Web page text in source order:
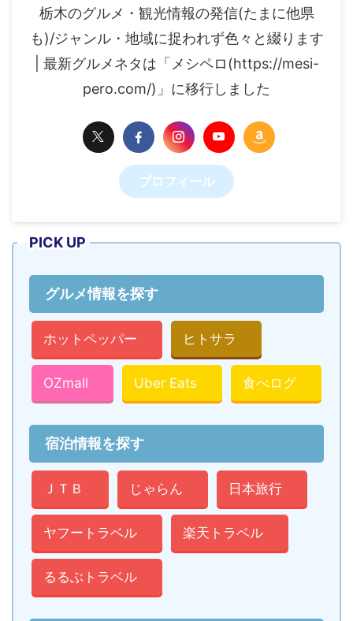
栃木のグルメ・観光情報の発信(たまに他県
も)/ジャンル・地域に捉われず色々と綴ります
| 最新グルメネタは「メシペロ(https://mesi-
pero.com/)」に移行しました
プロフィール
PICK UP
グルメ情報を探す
ホットペッパー ヒトサラ
OZmall Uber Eats 食べログ
宿泊情報を探す
ＪＴＢ じゃらん 日本旅行
ヤフートラベル 楽天トラベル
るるぶトラベル